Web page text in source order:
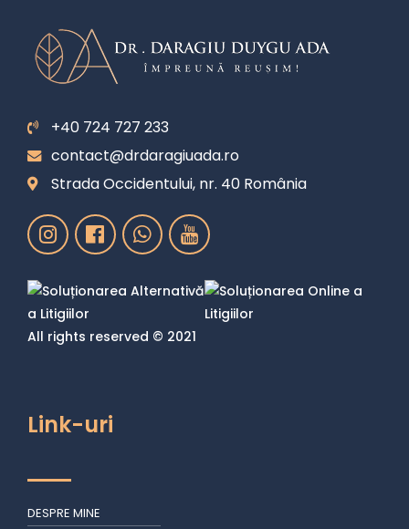
+40 724 727 233
contact@drdaragiuada.ro
Strada Occidentului, nr. 40 România
All rights reserved © 2021
Link-uri
DESPRE MINE